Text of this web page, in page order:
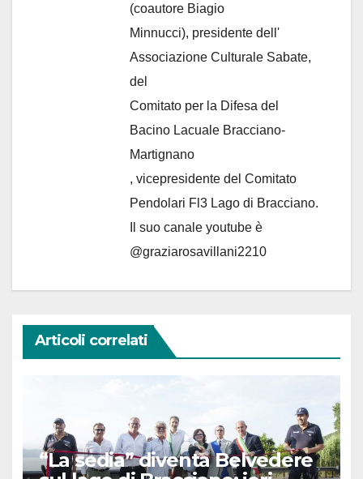
(coautore Biagio
Minnucci), presidente dell'
Associazione Culturale Sabate,
del
Comitato per la Difesa del
Bacino Lacuale Bracciano-
Martignano
, vicepresidente del Comitato
Pendolari Fl3 Lago di Bracciano.
Il suo canale youtube è
@graziarosavillani2210
Articoli correlati
“La sedia” diventa Belvedere